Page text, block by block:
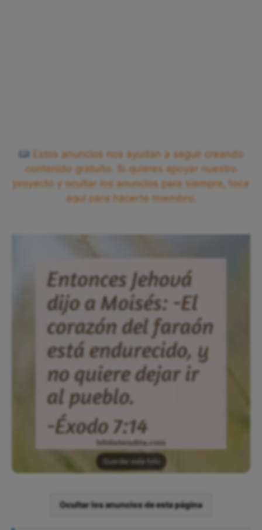
Estos anuncios nos ayudan a seguir creando
contenido gratuito. Si quieres apoyar nuestro
proyecto y ocultar los anuncios para siempre, toca
aquí para hacerte miembro.
Guardar esta foto
Ocultar los anuncios de esta página